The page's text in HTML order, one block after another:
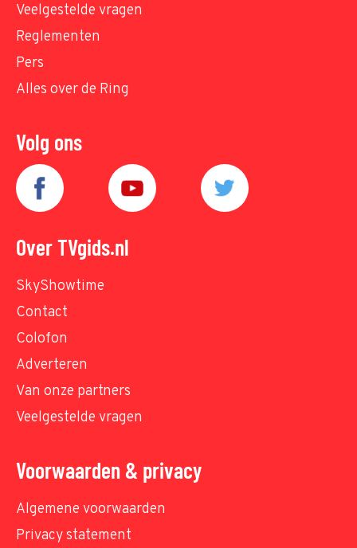
Veelgestelde vragen
Reglementen
Pers
Alles over de Ring
Volg ons
Over TVgids.nl
SkyShowtime
Contact
Colofon
Adverteren
Van onze partners
Veelgestelde vragen
Voorwaarden & privacy
Algemene voorwaarden
Privacy statement